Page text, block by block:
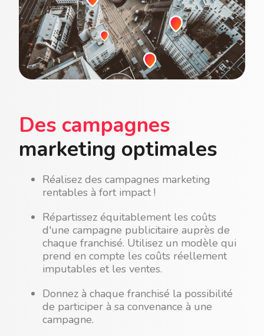
Des campagnes
marketing optimales
Réalisez des campagnes marketing
rentables à fort impact !
Répartissez équitablement les coûts
d'une campagne publicitaire auprès de
chaque franchisé. Utilisez un modèle qui
prend en compte les coûts réellement
imputables et les ventes.
Donnez à chaque franchisé la possibilité
de participer à sa convenance à une
campagne.